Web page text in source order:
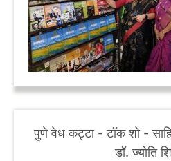
पुणे वेध कट्टा - टॉक शो -
डॉ. ज्योति